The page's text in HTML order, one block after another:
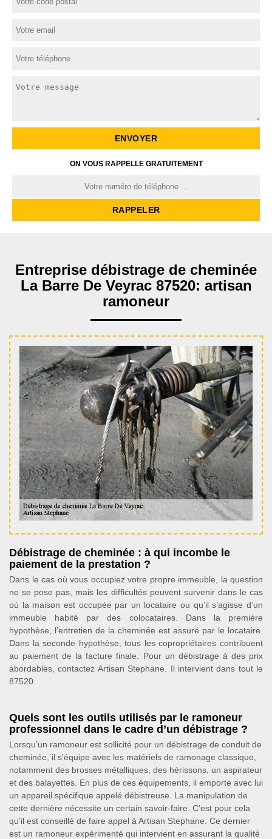
ON VOUS RAPPELLE GRATUITEMENT
Entreprise débistrage de cheminée
La Barre De Veyrac 87520: artisan
ramoneur
Débistrage de cheminée : à qui incombe le
paiement de la prestation ?
Dans le cas où vous occupiez votre propre immeuble, la question
ne se pose pas, mais les difficultés peuvent survenir dans le cas
où la maison est occupée par un locataire ou qu’il s’agisse d’un
immeuble habité par des colocataires. Dans la première
hypothèse, l’entretien de la cheminée est assuré par le locataire.
Dans la seconde hypothèse, tous les copropriétaires contribuent
au paiement de la facture finale. Pour un débistrage à des prix
abordables, contactez Artisan Stephane. Il intervient dans tout le
87520.
Quels sont les outils utilisés par le ramoneur
professionnel dans le cadre d’un débistrage ?
Lorsqu’un ramoneur est sollicité pour un débistrage de conduit de
cheminée, il s’équipe avec les matériels de ramonage classique,
notamment des brosses métalliques, des hérissons, un aspirateur
et des balayettes. En plus de ces équipements, il emporte avec lui
un appareil spécifique appelé débistreuse. La manipulation de
cette dernière nécessite un certain savoir-faire. C’est pour cela
qu’il est conseillé de faire appel à Artisan Stephane. Ce dernier
est un ramoneur expérimenté qui intervient en assurant la qualité